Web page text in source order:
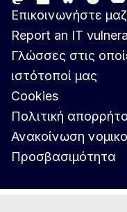
Bluesky
Επικοινωνήστε
Report an IT
Γλώσσες στις
ιστότοποί μας
Cookies
Πολιτική
Ανακοίνωση
Προσβασιμότητα